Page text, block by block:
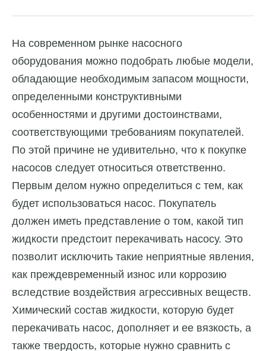
На современном рынке насосного
оборудования можно подобрать любые модели,
обладающие необходимым запасом мощности,
определенными конструктивными
особенностями и другими достоинствами,
соответствующими требованиям покупателей.
По этой причине не удивительно, что к покупке
насосов следует относиться ответственно.
Первым делом нужно определиться с тем, как
будет использоваться насос. Покупатель
должен иметь представление о том, какой тип
жидкости предстоит перекачивать насосу. Это
позволит исключить такие неприятные явления,
как преждевременный износ или коррозию
вследствие воздействия агрессивных веществ.
Химический состав жидкости, которую будет
перекачивать насос, дополняет и ее вязкость, а
также твердость, которые нужно сравнить с